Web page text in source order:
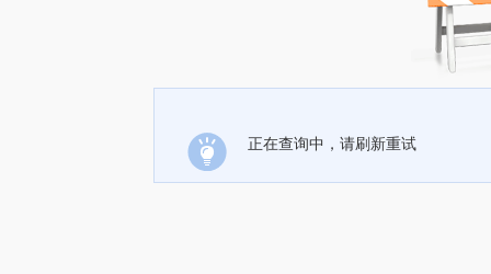
正在查询中，请刷新重试